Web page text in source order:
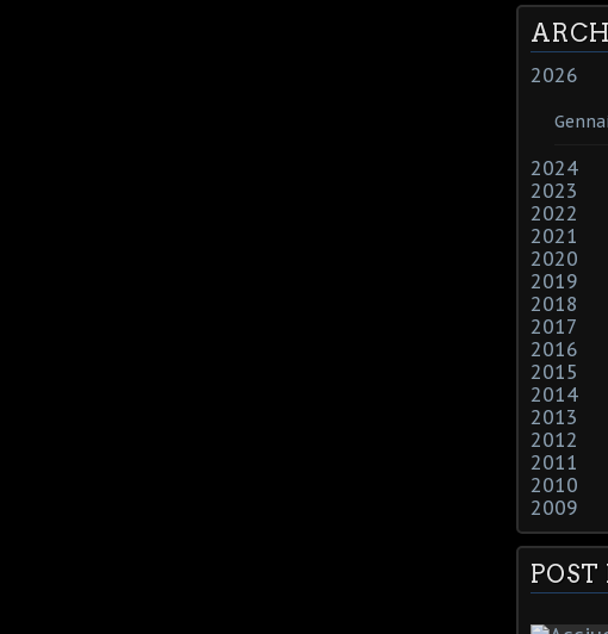
2026
2024
2023
2022
2021
2020
2019
2018
2017
2016
2015
2014
2013
2012
2011
2010
2009